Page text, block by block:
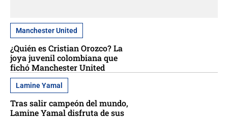
Manchester United
¿Quién es Cristian Orozco? La
joya juvenil colombiana que
fichó Manchester United
Lamine Yamal
Tras salir campeón del mundo,
Lamine Yamal disfruta de sus